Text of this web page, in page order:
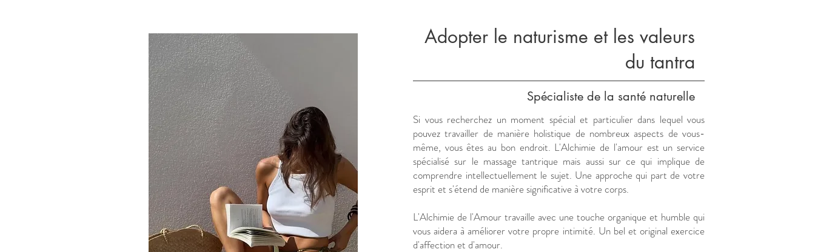
Adopter le naturisme et les valeurs
du tantra
Spécialiste de la santé naturelle
Si vous recherchez un moment spécial et particulier dans lequel vous
pouvez travailler de manière holistique de nombreux aspects de vous-
même, vous êtes au bon endroit. L'Alchimie de l'amour est un service
spécialisé sur le massage tantrique mais aussi sur ce qui implique de
comprendre intellectuellement le sujet. Une approche qui part de votre
esprit et s'étend de manière significative à votre corps.
L'Alchimie de l'Amour travaille avec une touche organique et humble qui
vous aidera à améliorer votre propre intimité. Un bel et original exercice
d'affection et d'amour.